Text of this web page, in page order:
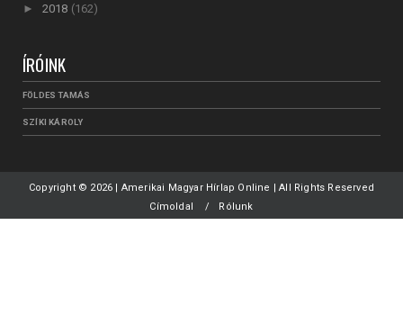
► 2018 (162)
ÍRÓINK
FÖLDES TAMÁS
SZÍKI KÁROLY
Copyright © 2026 | Amerikai Magyar Hírlap Online | All Rights Reserved
Címoldal
Rólunk